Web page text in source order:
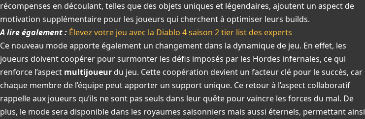
récompenses en découlant, telles que des objets uniques et légendaires, ajoutent un aspect de
motivation supplémentaire pour les joueurs qui cherchent à optimiser leurs builds.
A lire également : Élevez votre jeu avec la Diablo 4 saison 2 tier list des experts
Ce nouveau mode apporte également un changement dans la dynamique de jeu. En effet, les
joueurs doivent coopérer pour surmonter les défis imposés par les Hordes infernales, ce qui
renforce l’aspect multijoueur du jeu. Cette coopération devient un facteur clé pour le succès, car
chaque membre de l’équipe peut apporter un support unique. Ce retour à l’aspect collaboratif
rappelle aux joueurs qu’ils ne sont pas seuls dans leur quête pour vaincre les forces du mal. De
plus, le mode sera disponible dans les royaumes saisonniers mais aussi éternels, permettant ainsi